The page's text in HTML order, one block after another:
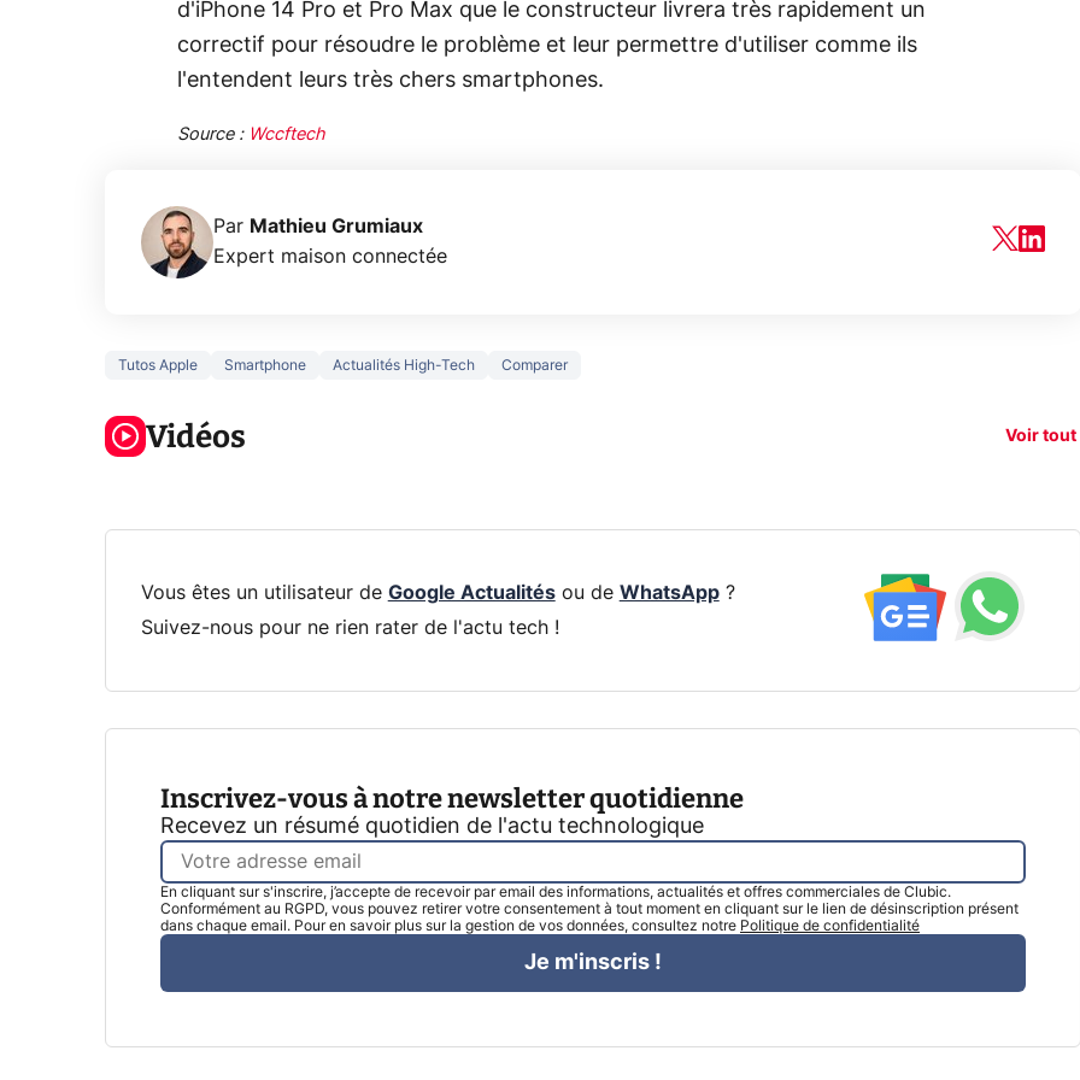
d'iPhone 14 Pro et Pro Max que le constructeur livrera très rapidement un
correctif pour résoudre le problème et leur permettre d'utiliser comme ils
l'entendent leurs très chers smartphones.
Source : Wccftech
Par Mathieu Grumiaux
Expert maison connectée
Tutos Apple Smartphone Actualités High-Tech Comparer
Vidéos Voir tout
3 écrans en 1
Voici L'AOC
CQ32G4ZA !
5 générations
Ce que vous
Vous êtes un utilisateur de Google Actualitésou de WhatsApp?
Suivez-nous pour ne rien rater de l'actu tech !
Inscrivez-vous à notre newsletter quotidienne
Recevez un résumé quotidien de l'actu technologique
En cliquant sur s'inscrire, j’accepte de recevoir par email des informations, actualités et offres commerciales de Clubic.
Conformément au RGPD, vous pouvez retirer votre consentement à tout moment en cliquant sur le lien de désinscription présent
dans chaque email. Pour en savoir plus sur la gestion de vos données, consultez notre Politique de confidentialité
Je m'inscris !